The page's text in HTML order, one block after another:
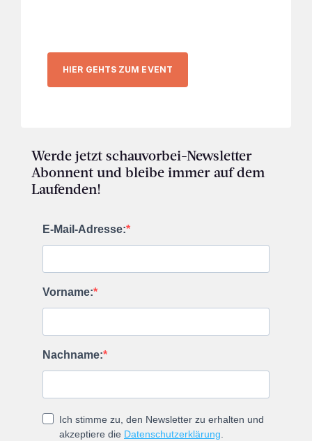
HIER GEHTS ZUM EVENT
Werde jetzt schauvorbei-Newsletter
Abonnent und bleibe immer auf dem
Laufenden!
E-Mail-Adresse:
Vorname:
Nachname:
Ich stimme zu, den Newsletter zu erhalten und
akzeptiere die Datenschutzerklärung.